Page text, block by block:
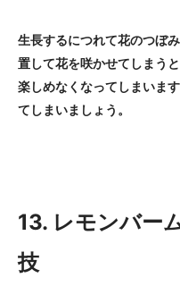
生長するにつれて花のつぼ
置して花を咲かせてしまう
楽しめなくなってしまいま
てしまいましょう。
13. レモンバー
技